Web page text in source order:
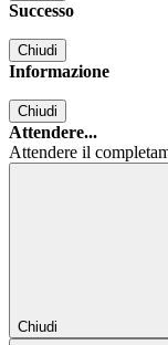
Successo
Chiudi
Informazione
Chiudi
Attendere...
Attendere il
Chiudi